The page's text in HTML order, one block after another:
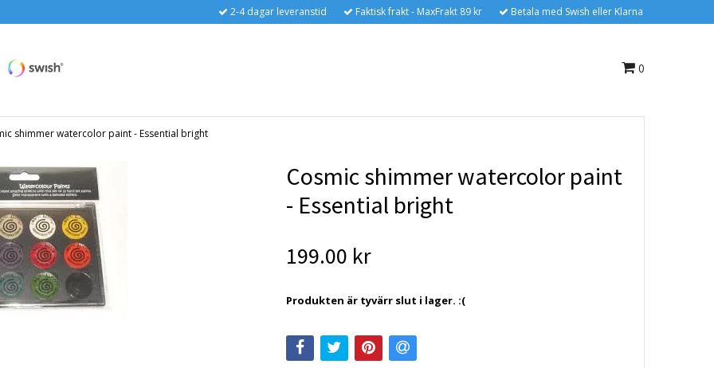
2-4 dagar leveranstid Faktisk frakt - MaxFrakt 89 kr Betala med Swish eller Klarna
0
shimmer watercolor paint - Essential bright
Cosmic shimmer watercolor paint
- Essential bright
199.00 kr
Produkten är tyvärr slut i lager. :(